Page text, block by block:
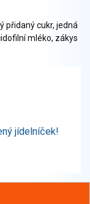
přidaný cukr, jedná
mléko, zákys
jídelníček!